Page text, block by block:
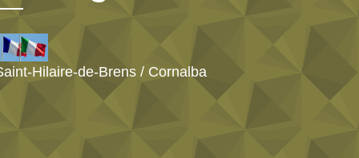
Hilaire-de-Brens / Cornalba